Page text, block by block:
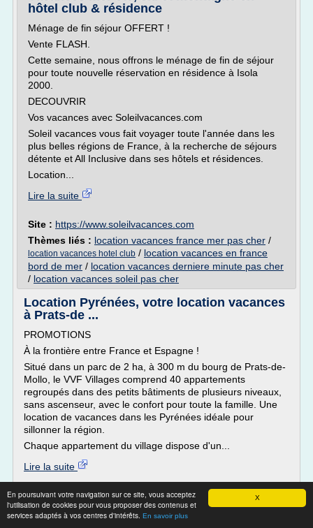
X
En poursuivant votre navigation sur ce site, vous acceptez
l'utilisation de cookies pour vous proposer des contenus et
services adaptés à vos centres d'intérêts. En savoir plus
hôtel club & résidence
Ménage de fin séjour OFFERT !
Vente FLASH.
Cette semaine, nous offrons le ménage de fin de séjour
pour toute nouvelle réservation en résidence à Isola
2000.
DECOUVRIR
Vos vacances avec Soleilvacances.com
Soleil vacances vous fait voyager toute l'année dans les
plus belles régions de France, à la recherche de séjours
détente et All Inclusive dans ses hôtels et résidences.
Location...
Lire la suite
Site : https://www.soleilvacances.com
Thèmes liés : location vacances france mer pas cher /
location vacances hotel club / location vacances en france
bord de mer / location vacances derniere minute pas cher
/ location vacances soleil pas cher
Location Pyrénées, votre location vacances
à Prats-de ...
PROMOTIONS
À la frontière entre France et Espagne !
Situé dans un parc de 2 ha, à 300 m du bourg de Prats-de-
Mollo, le VVF Villages comprend 40 appartements
regroupés dans des petits bâtiments de plusieurs niveaux,
sans ascenseur, avec le confort pour toute la famille. Une
location de vacances dans les Pyrénées idéale pour
sillonner la région.
Chaque appartement du village dispose d'un...
Lire la suite
Site :http://www.vvf-villages.fr
Thèmes liés :location vacances d'ete dans les hautes pyrenees